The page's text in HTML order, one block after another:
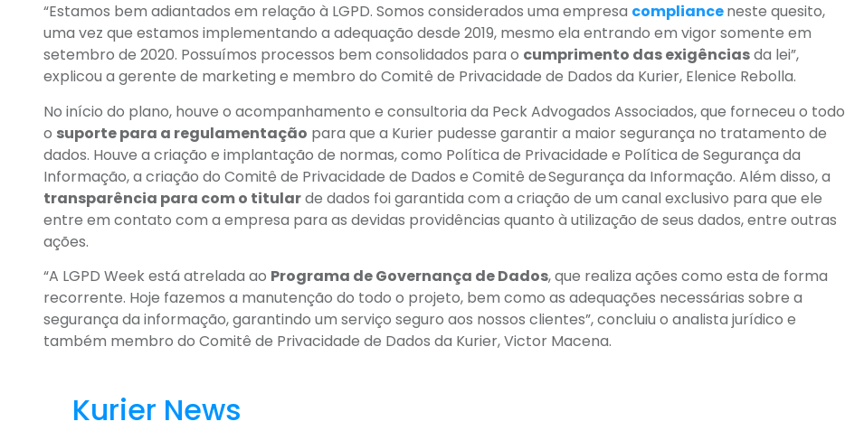
“Estamos bem adiantados em relação à LGPD. Somos considerados uma empresa complianceneste quesito,
uma vez que estamos implementando a adequação desde 2019, mesmo ela entrando em vigor somente em
setembro de 2020. Possuímos processos bem consolidados para o cumprimento das exigênciasda lei”,
explicou a gerente de marketing e membro do Comitê de Privacidade de Dados da Kurier, Elenice Rebolla.
No início do plano, houve o acompanhamento e consultoria da Peck Advogados Associados, que forneceu o todo
o suporte para a regulamentação para que a Kurier pudesse garantir a maior segurança no tratamento de
dados. Houve a criação e implantação de normas, como Política de Privacidade e Política de Segurança da
Informação, a criação do Comitê de Privacidade de Dados e Comitê de Segurança da Informação. Além disso, a
transparência para com o titularde dados foi garantida com a criação de um canal exclusivo para que ele
entre em contato com a empresa para as devidas providências quanto à utilização de seus dados, entre outras
ações.
“A LGPD Week está atrelada ao Programa de Governança de Dados, que realiza ações como esta de forma
recorrente. Hoje fazemos a manutenção do todo o projeto, bem como as adequações necessárias sobre a
segurança da informação, garantindo um serviço seguro aos nossos clientes”, concluiu o analista jurídico e
também membro do Comitê de Privacidade de Dados da Kurier, Victor Macena.
Kurier News